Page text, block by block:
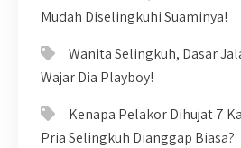
Mudah Diselingkuhi Suaminya!
Wanita Selingkuh, Dasar
Wajar Dia Playboy!
Kenapa Pelakor Dihujat 7
Pria Selingkuh Dianggap Biasa?